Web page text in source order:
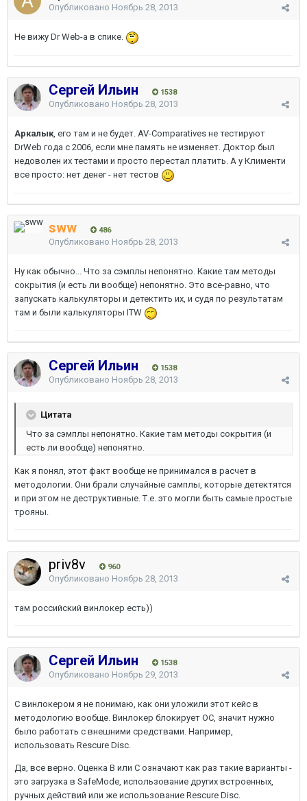
Опубликовано Ноябрь 28, 2013
Не вижу Dr Web-а в спике.
Сергей Ильин 1538
Опубликовано Ноябрь 28, 2013
Аркалык, его там и не будет. AV-Comparatives не тестируют
DrWeb года с 2006, если мне память не изменяет. Доктор был
недоволен их тестами и просто перестал платить. А у Клименти
все просто: нет денег - нет тестов
sww 486
Опубликовано Ноябрь 28, 2013
Ну как обычно... Что за сэмплы непонятно. Какие там методы
сокрытия (и есть ли вообще) непонятно. Это все-равно, что
запускать калькуляторы и детектить их, и судя по результатам
там и были калькуляторы ITW
Сергей Ильин 1538
Опубликовано Ноябрь 28, 2013
Цитата
Что за сэмплы непонятно. Какие там методы сокрытия (и
есть ли вообще) непонятно.
Как я понял, этот факт вообще не принимался в расчет в
методологии. Они брали случайные самплы, которые детектятся
и при этом не деструктивные. Т.е. это могли быть самые простые
трояны.
priv8v 960
Опубликовано Ноябрь 28, 2013
там российский винлокер есть))
Сергей Ильин 1538
Опубликовано Ноябрь 29, 2013
С винлокером я не понимаю, как они уложили этот кейс в
методологию вообще. Винлокер блокирует ОС, значит нужно
было работать с внешними средствами. Например,
использовать Rescure Disc.
Да, все верно. Оценка B или С означают как раз такие варианты -
это загрузка в SafeMode, использование других встроенных,
ручных действий или же использование Rescure Disc.